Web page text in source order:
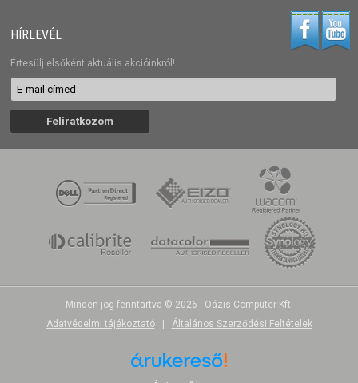
HÍRLEVÉL
Értesülj elsőként aktuális akcióinkról!
Minden jog fenntartva © 2026 - Oázis Computer Kft.
Adatvédelmi tájékoztató
Általános Szerződési Feltételek